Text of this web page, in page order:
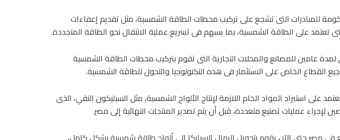
للمبادرات التى تشجع على تركيب محطات الطاقة الشمسية، مثل تقديم إعفاءات
تعتمد على الطاقة الشمسية، بما يسهم فى تسريع عملية الانتقال نحو الطاقة المتجددة.
عامين للمصانع والمحلات التجارية التى تقوم بتركيب محطات الطاقة الشمسية
القطاع الخاص على الاستثمار فى هذه التكنولوجيا والتحول للطاقة الشمسية.
على استيراد المواد الخام اللازمة لإنتاج الألواح الشمسية، مثل السيليكون النقي، الذى
لإجراء عمليات تصنيع متعددة، قبل أن يتم تصدير المنتجات النهائية إلى مصر.